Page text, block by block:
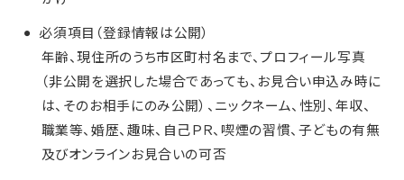
必須項目（登録情報は公開）
年齢、現住所のうち市区町村名まで、プロフィール写真
（非公開を選択した場合であっても、お見合い申込み時に
は、そのお相手にのみ公開）、ニックネーム、性別、年収、
職業等、婚歴、趣味、自己ＰＲ、喫煙の習慣、子どもの有無
及びオンラインお見合いの可否